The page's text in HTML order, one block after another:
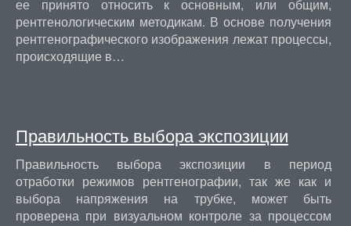
ее принято относить к основным, или общим,
рентгенологическим методикам. В основе получения
рентгенографического изображения лежат процессы,
происходящие в…
Правильность выбора экспозиции
Правильность выбора экспозиции в период
отработки режимов рентгенографии, так же как и
выбора напряжения на трубке, может быть
проверена при визуальном контроле за процессом